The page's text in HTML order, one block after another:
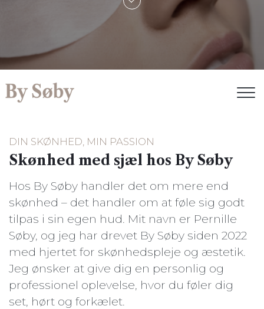
DIN SKØNHED, MIN PASSION
Skønhed med sjæl hos By Søby
Hos By Søby handler det om mere end
skønhed – det handler om at føle sig godt
tilpas i sin egen hud. Mit navn er Pernille
Søby, og jeg har drevet By Søby siden 2022
med hjertet for skønhedspleje og æstetik.
Jeg ønsker at give dig en personlig og
professionel oplevelse, hvor du føler dig
set, hørt og forkælet.